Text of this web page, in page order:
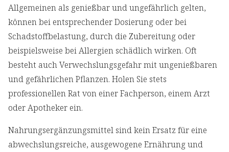
Allgemeinen als genießbar und ungefährlich gelten,
können bei entsprechender Dosierung oder bei
Schadstoffbelastung, durch die Zubereitung oder
beispielsweise bei Allergien schädlich wirken. Oft
besteht auch Verwechslungsgefahr mit ungenießbaren
und gefährlichen Pflanzen. Holen Sie stets
professionellen Rat von einer Fachperson, einem Arzt
oder Apotheker ein.
Nahrungsergänzungsmittel sind kein Ersatz für eine
abwechslungsreiche, ausgewogene Ernährung und